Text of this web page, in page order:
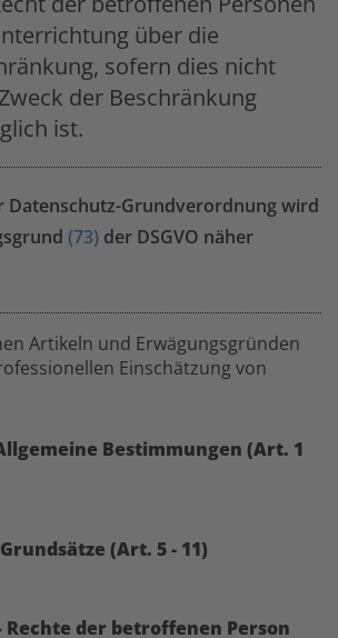
über die
sofern dies nicht
der Beschränkung
ist.
Datenschutz-Grundverordnung wird
(73) der DSGVO näher
Artikeln und Erwägungsgründen
Einschätzung von
Allgemeine Bestimmungen (Art. 1
Grundsätze (Art. 5 - 11)
Rechte der betroffenen Person